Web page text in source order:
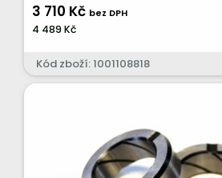
3 710 Kč bez DPH
4 489 Kč
Kód zboží: 1001108818